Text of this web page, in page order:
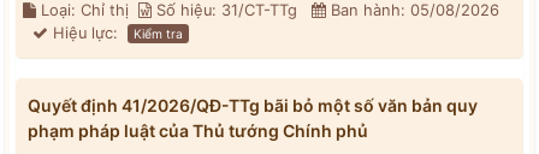
Loại: Chỉ thị Số hiệu: 31/CT-TTg
Ban hành: 05/08/2026
Hiệu lực:
Kiểm tra
Quyết định 41/2026/QĐ-TTg bãi bỏ một số văn bản quy
phạm pháp luật của Thủ tướng Chính phủ